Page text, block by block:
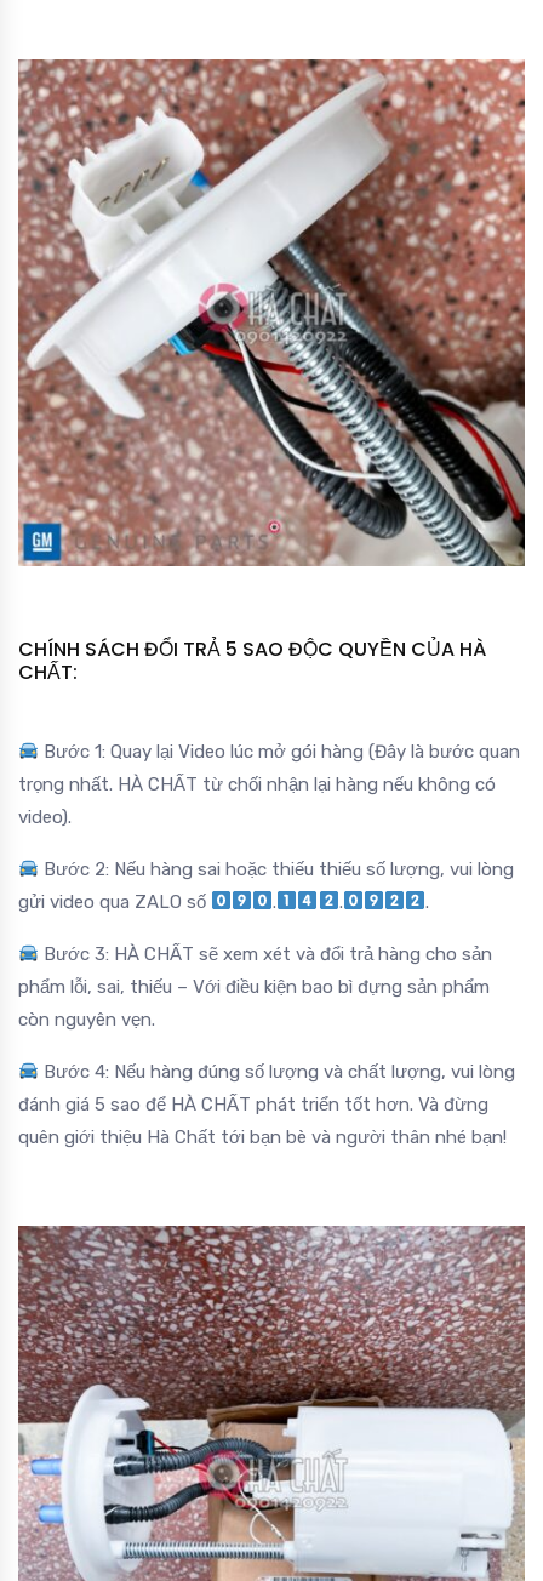
CHÍNH SÁCH ĐỔI TRẢ 5 SAO ĐỘC QUYỀN CỦA HÀ
CHẤT:
Bước 1: Quay lại Video lúc mở gói hàng (Đây là bước quan
trọng nhất. HÀ CHẤT từ chối nhận lại hàng nếu không có
video).
Bước 2: Nếu hàng sai hoặc thiếu thiếu số lượng, vui lòng
gửi video qua ZALO số
. . .
Bước 3: HÀ CHẤT sẽ xem xét và đổi trả hàng cho sản
phẩm lỗi, sai, thiếu – Với điều kiện bao bì đựng sản phẩm
còn nguyên vẹn.
Bước 4: Nếu hàng đúng số lượng và chất lượng, vui lòng
đánh giá 5 sao để HÀ CHẤT phát triển tốt hơn. Và đừng
quên giới thiệu Hà Chất tới bạn bè và người thân nhé bạn!